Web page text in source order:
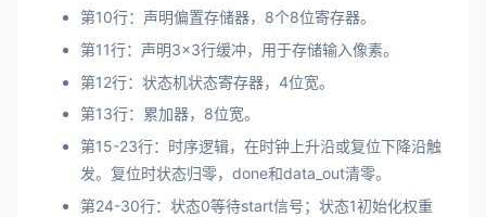
第10行：声明偏置存储器，8个8位寄存器。
第11行：声明3×3行缓冲，用于存储输入像素。
第12行：状态机状态寄存器，4位宽。
第13行：累加器，8位宽。
第15-23行：时序逻辑，在时钟上升沿或复位下降沿触
发。复位时状态归零，done和data_out清零。
第24-30行：状态0等待start信号；状态1初始化权重